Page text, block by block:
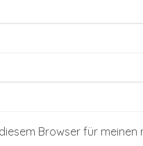
Browser für